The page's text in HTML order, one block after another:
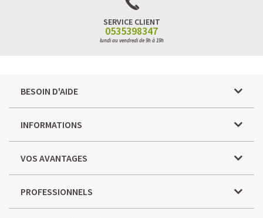
SERVICE CLIENT
0535398347
lundi au vendredi de 9h à 19h
BESOIN D'AIDE
INFORMATIONS
VOS AVANTAGES
PROFESSIONNELS